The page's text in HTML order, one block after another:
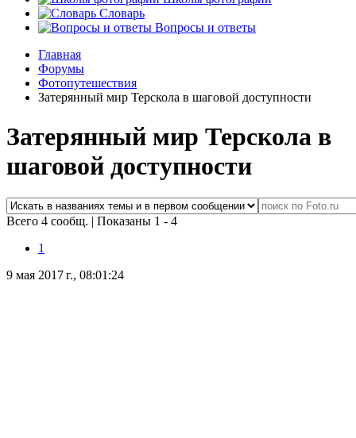
Словарь
Вопросы и ответы
Главная
Форумы
Фотопутешествия
Затерянный мир Терскола в шаговой доступности
Затерянный мир Терскола в
шаговой доступности
Всего 4 сообщ. | Показаны 1 - 4
1
9 мая 2017 г., 08:01:24